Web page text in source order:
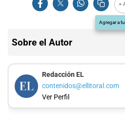
+
Agregar a
Sobre el Autor
Redacción EL
contenidos@ellitoral.com
Ver Perfil